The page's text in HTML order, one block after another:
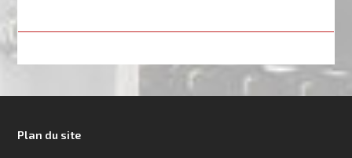
Plan du site